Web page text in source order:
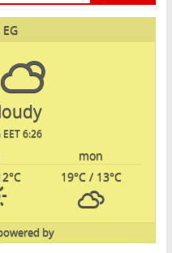
6:26 am
mon
19°C/ 13°C
°C
by